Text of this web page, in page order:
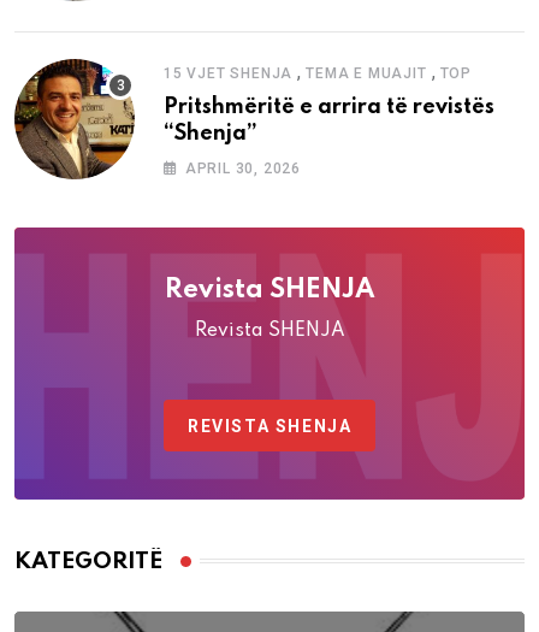
15 VJET SHENJA ,TEMA E MUAJIT , TOP
Pritshmëritë e arrira të revistës
“Shenja”
APRIL 30, 2026
Revista SHENJA
Revista SHENJA
REVISTA SHENJA
KATEGORITË